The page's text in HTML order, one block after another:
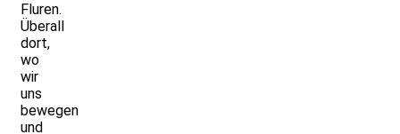
Fluren.
Überall
dort,
wo
wir
uns
bewegen
und